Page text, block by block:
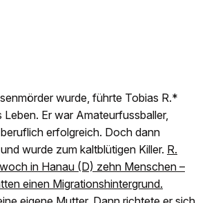
wurde, führte Tobias R.*
Er war Amateurfussballer,
erfolgreich. Doch dann
wurde zum kaltblütigen Killer. R.
in Hanau (D) zehn Menschen –
einen Migrationshintergrund.